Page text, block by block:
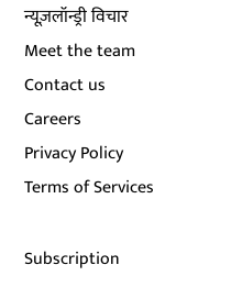
न्यूज़लॉन्ड्री विचार
Meet the team
Contact us
Careers
Privacy Policy
Terms of Services
Subscription